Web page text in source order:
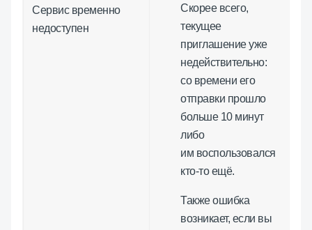
Сервис временно
недоступен
Скорее всего,
текущее
приглашение уже
недействительно:
со времени его
отправки прошло
больше 10 минут
либо
им воспользовался
кто-то ещё.
Также ошибка
возникает, если вы